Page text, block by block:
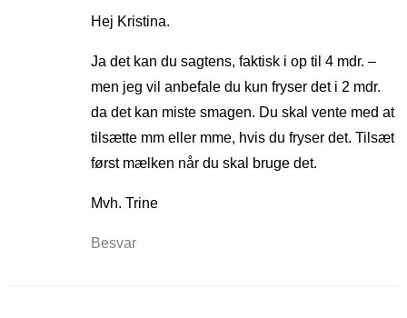
Hej Kristina.
Ja det kan du sagtens, faktisk i op til 4 mdr. –
men jeg vil anbefale du kun fryser det i 2 mdr.
da det kan miste smagen. Du skal vente med at
tilsætte mm eller mme, hvis du fryser det. Tilsæt
først mælken når du skal bruge det.
Mvh. Trine
Besvar